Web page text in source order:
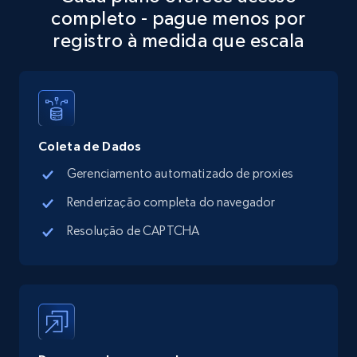
more.
Place id, URL, Country, Name, Category,
Address, Description, Business details, and
Google Maps full information - Collect
completo - pague menos por
registro à medida que escala
Coleta de Dados
Gerenciamento automatizado de proxies
Renderização completa do navegador
Resolução de CAPTCHA